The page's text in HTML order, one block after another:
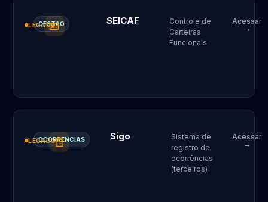
LEGADO
GESTAO SEICAF
Controle de
Carteiras
Funcionais
Acessar
→
LEGADO
OCORRENCIAS Sigo
Sistema de
registro de
ocorrências
(terceiros)
Acessar
→